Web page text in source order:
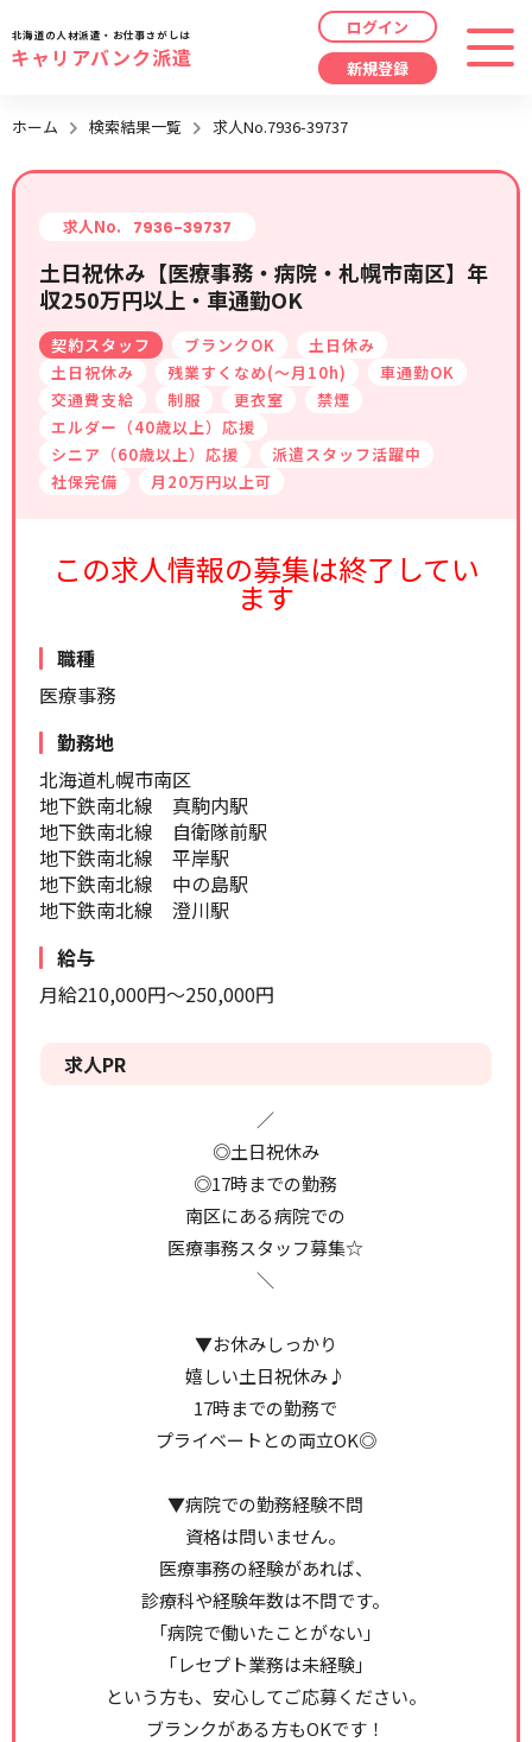
職種 指定なし
給与 時給/日給/月給から選択
こだわり 指定なし
キーワード 指定なし
最近見た求人
最近利用した検索条件
検索履歴はありません。
北海道の人材派遣・お仕事さがしは
キャリアバンク派遣
ログイン
新規登録
ホーム 検索結果一覧 求人No.7936-39737
求人No. 7936-39737
土日祝休み【医療事務・病院・札幌市南区】年
収250万円以上・車通勤OK
契約スタッフ ブランクOK
土日休み
土日祝休み
残業すくなめ(～月10h)
車通勤OK
交通費支給
制服 更衣室
禁煙
エルダー（40歳以上）応援
シニア（60歳以上）応援
派遣スタッフ活躍中
社保完備
月20万円以上可
この求人情報の募集は終了してい
ます
職種
医療事務
勤務地
北海道札幌市南区
地下鉄南北線 真駒内駅
地下鉄南北線 自衛隊前駅
地下鉄南北線 平岸駅
地下鉄南北線 中の島駅
地下鉄南北線 澄川駅
給与
月給210,000円～250,000円
求人PR
／
◎土日祝休み
◎17時までの勤務
南区にある病院での
医療事務スタッフ募集☆
＼
▼お休みしっかり
嬉しい土日祝休み♪
17時までの勤務で
プライベートとの両立OK◎
▼病院での勤務経験不問
資格は問いません。
医療事務の経験があれば、
診療科や経験年数は不問です。
「病院で働いたことがない」
「レセプト業務は未経験」
という方も、安心してご応募ください。
ブランクがある方もOKです！